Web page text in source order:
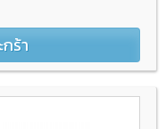
ร้า